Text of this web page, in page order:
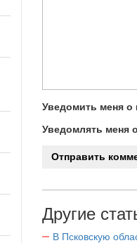
Уведомить меня о
Уведомлять меня
Другие
В Псковскую